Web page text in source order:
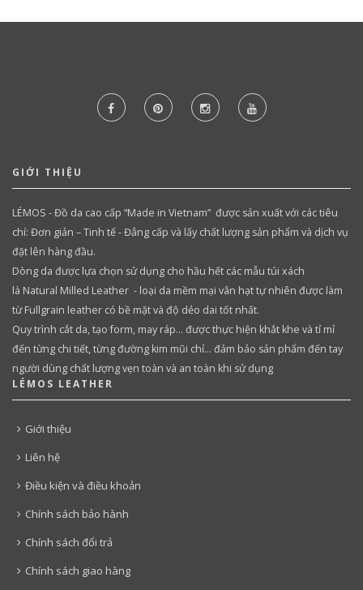
GIỚI THIỆU
LÉMOS - Đồ da cao cấp “Made in Vietnam” được sản xuất với các tiêu
chí: Đơn giản – Tinh tế - Đẳng cấp và lấy chất lượng sản phẩm và dịch vụ
đặt lên hàng đầu.
Dòng da được lựa chọn sử dụng cho hầu hết các mẫu túi xách
là Natural Milled Leather - loại da mềm mại vân hạt tự nhiên được làm
từ Fullgrain leather có bề mặt và độ dẻo dai tốt nhất.
Quy trình cắt da, tạo form, may ráp… được thực hiện khắt khe và tỉ mỉ
đến từng chi tiết, từng đường kim mũi chỉ… đảm bảo sản phẩm đến tay
người dùng chất lượng vẹn toàn và an toàn khi sử dụng
LÉMOS LEATHER
Giới thiệu
Liên hệ
Điều kiện và điều khoản
Chính sách bảo hành
Chính sách đổi trả
Chính sách giao hàng